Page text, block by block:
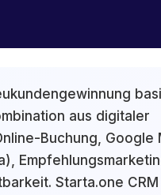
aus digitaler
Buchung, Google
Starta.one